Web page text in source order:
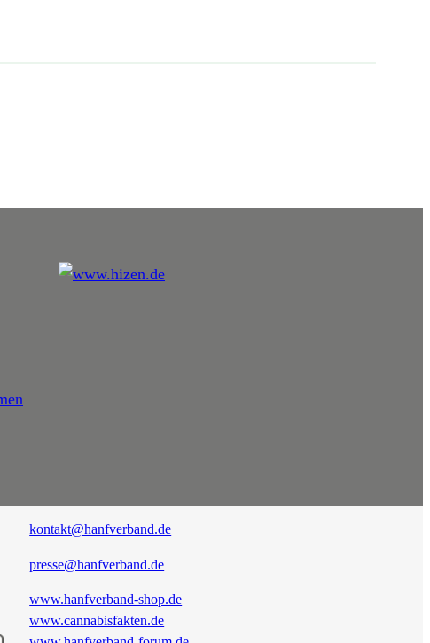
kontakt@hanfverband.de
presse@hanfverband.de
www.hanfverband-shop.de
www.cannabisfakten.de